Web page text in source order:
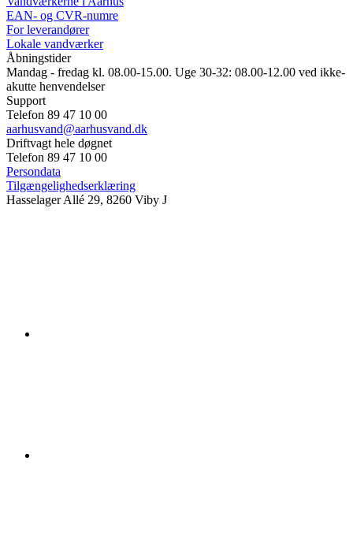
EAN- og CVR-numre
For leverandører
Lokale vandværker
Åbningstider
Mandag - fredag kl. 08.00-15.00. Uge 30-32: 08.00-12.00 ved ikke-
akutte henvendelser
Support
Telefon 89 47 10 00
aarhusvand@aarhusvand.dk
Driftvagt hele døgnet
Telefon 89 47 10 00
Persondata
Tilgængelighedserklæring
Hasselager Allé 29, 8260 Viby J